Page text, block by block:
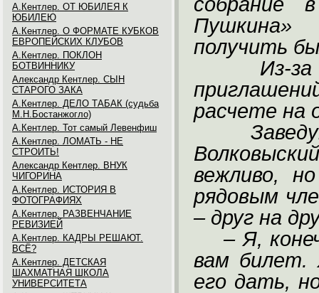
А.Кентлер. ОТ ЮБИЛЕЯ К
ЮБИЛЕЮ
А.Кентлер. О ФОРМАТЕ КУБКОВ
ЕВРОПЕЙСКИХ КЛУБОВ
А.Кентлер. ПОКЛОН
БОТВИННИКУ
Александр Кентлер. СЫН
СТАРОГО ЗАКА
А.Кентлер. ДЕЛО ТАБАК (судьба
М.Н.Бостанжогло)
А.Кентлер. Тот самый Левенфиш
А.Кентлер. ЛОМАТЬ - НЕ
СТРОИТЬ!
Александр Кентлер. ВНУК
ЧИГОРИНА
А.Кентлер. ИСТОРИЯ В
ФОТОГРАФИЯХ
А.Кентлер. РАЗВЕНЧАНИЕ
РЕВИЗИЕЙ
А.Кентлер. КАДРЫ РЕШАЮТ.
ВСЁ?
А.Кентлер. ДЕТСКАЯ
ШАХМАТНАЯ ШКОЛА
УНИВЕРСИТЕТА
получить
Из-
расчете на
вежливо,
рядовым
– друг на
– Я,
вам билет.
его дать,